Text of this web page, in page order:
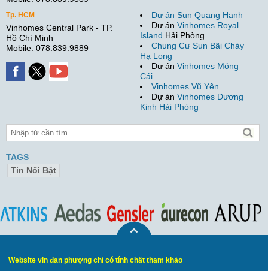
Tp. HCM
Vinhomes Central Park - TP.
Hồ Chí Minh
Mobile: 078.839.9889
Dự án Sun Quang Hanh
Dự án Vinhomes Royal
Island Hải Phòng
Chung Cư Sun Bãi Cháy
Hạ Long
Dự án Vinhomes Móng
Cái
Vinhomes Vũ Yên
Dự án Vinhomes Dương
Kinh Hải Phòng
TAGS
Tin Nổi Bật
Website vin đan phượng chỉ có tính chất tham khảo